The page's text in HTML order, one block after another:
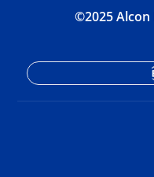
©2025 Alcon